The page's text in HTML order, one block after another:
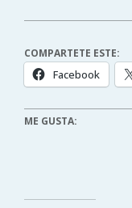
COMPARTETE ESTE:
Facebook
ME GUSTA: